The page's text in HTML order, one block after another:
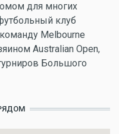
для многих
клуб
Melbourne
Australian Open,
Большого